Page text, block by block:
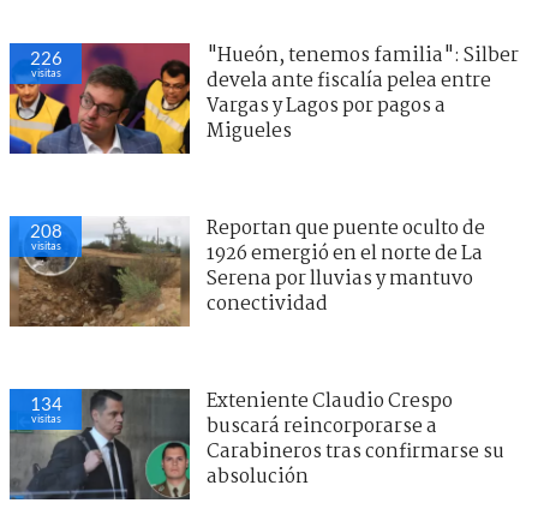
226
visitas
"Hueón, tenemos familia": Silber
devela ante fiscalía pelea entre
Vargas y Lagos por pagos a
Migueles
208
visitas
Reportan que puente oculto de
1926 emergió en el norte de La
Serena por lluvias y mantuvo
conectividad
134
visitas
Exteniente Claudio Crespo
buscará reincorporarse a
Carabineros tras confirmarse su
absolución